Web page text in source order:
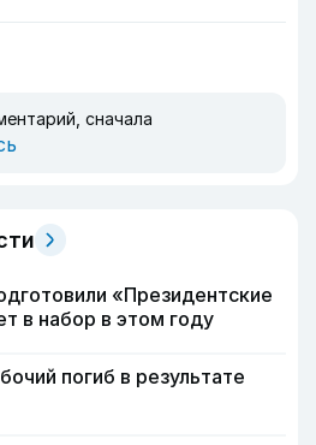
сначала
«Президентские
в набор в этом году
погиб в результате